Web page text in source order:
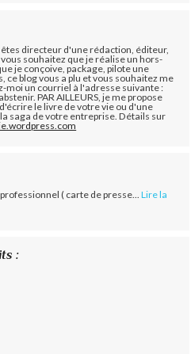
êtes directeur d'une rédaction, éditeur,
souhaitez que je réalise un hors-
je conçoive, package, pilote une
blog vous a plu et vous souhaitez me
moi un courriel à l'adresse suivante :
PAR AILLEURS, je me propose
le livre de votre vie ou d'une
saga de votre entreprise. Détails sur
( carte de presse... Lire la
: